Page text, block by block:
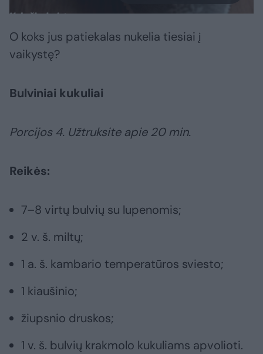
O koks jus patiekalas nukelia tiesiai į
vaikystę?
Bulviniai kukuliai
Porcijos 4. Užtruksite apie 20 min.
Reikės:
7–8 virtų bulvių su lupenomis;
2 v. š. miltų;
1 a. š. kambario temperatūros sviesto;
1 kiaušinio;
žiupsnio druskos;
1 v. š. bulvių krakmolo kukuliams apvolioti.